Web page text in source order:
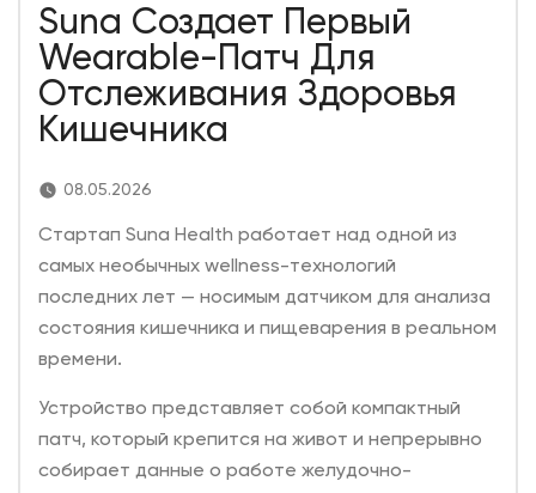
Suna Создает Первый
Wearable-Патч Для
Отслеживания Здоровья
Кишечника
08.05.2026
Стартап Suna Health работает над одной из
самых необычных wellness-технологий
последних лет — носимым датчиком для анализа
состояния кишечника и пищеварения в реальном
времени.
Устройство представляет собой компактный
патч, который крепится на живот и непрерывно
собирает данные о работе желудочно-